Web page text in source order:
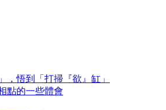
，悟到「打掃『欲』缸」
點的一些體會